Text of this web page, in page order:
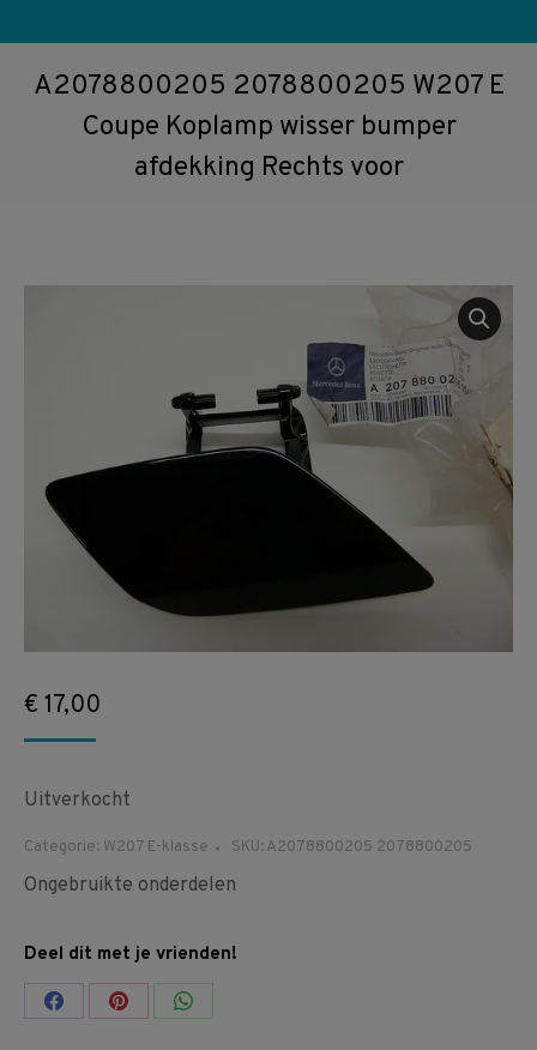
A2078800205 2078800205 W207 E
Coupe Koplamp wisser bumper
afdekking Rechts voor
€ 17,00
Uitverkocht
Categorie: W207 E-klasse SKU:A2078800205 2078800205
Ongebruikte onderdelen
Deel dit met je vrienden!
Share Share Share